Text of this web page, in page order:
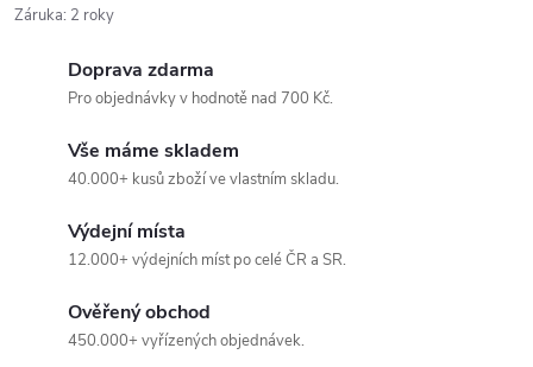
Záruka: 2 roky
Doprava zdarma
Pro objednávky v hodnotě nad 700 Kč.
Vše máme skladem
40.000+ kusů zboží ve vlastním skladu.
Výdejní místa
12.000+ výdejních míst po celé ČR a SR.
Ověřený obchod
450.000+ vyřízených objednávek.